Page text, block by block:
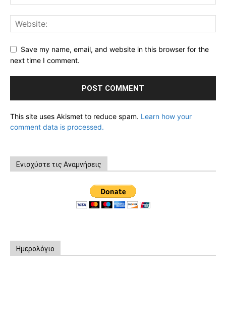
Save my name, email, and website in this browser for the
next time I comment.
This site uses Akismet to reduce spam. Learn how your
comment data is processed.
Ενισχύστε τις Αναμνήσεις
Ημερολόγιο